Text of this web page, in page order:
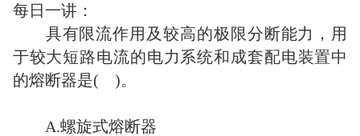
每日一讲：
具有限流作用及较高的极限分断能力，用
于较大短路电流的电力系统和成套配电装置中
的熔断器是( )。
A.螺旋式熔断器